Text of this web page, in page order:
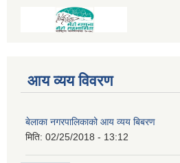
आय व्यय विवरण
बेलाका नगरपालिकाको आय व्यय बिबरण
मिति: 02/25/2018 - 13:12